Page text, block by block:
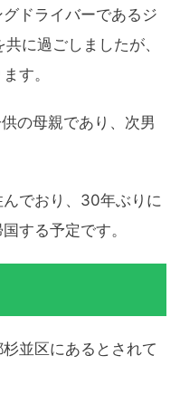
ドライバーであるジ
に過ごしましたが、
す。
の母親であり、次男
でおり、30年ぶりに
する予定です。
並区にあるとされて